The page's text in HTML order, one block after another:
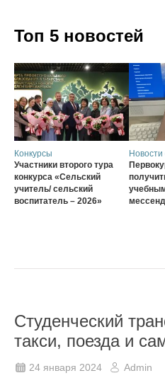
Топ 5 новостей
Конкурсы
Участники второго тура
конкурса «Сельский
учитель/ сельский
воспитатель – 2026»
Cтуденческий
такси, поезда и
24 января 2024 Admin